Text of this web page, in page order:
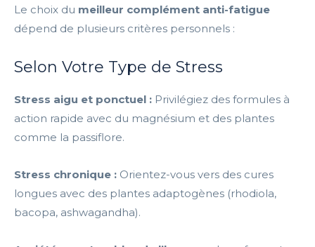
Le choix du meilleur complément anti-fatigue
dépend de plusieurs critères personnels :
Selon Votre Type de Stress
Stress aigu et ponctuel : Privilégiez des formules à
action rapide avec du magnésium et des plantes
comme la passiflore.
Stress chronique : Orientez-vous vers des cures
longues avec des plantes adaptogènes (rhodiola,
bacopa, ashwagandha).